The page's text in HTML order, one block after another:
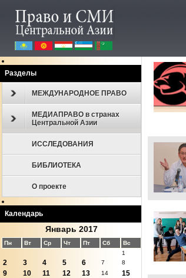
Разделы
МЕЖДУНАРОДНОЕ ПРАВО
МЕДИАПРАВО в странах
Центральной Азии
ИССЛЕДОВАНИЯ
БИБЛИОТЕКА
О проекте
Календарь
Январь 2017
Пн Вт Ср Чт Пт Сб
Вс
1
2 3 4 5 6 7 8
9 10 11 12 13 14
15